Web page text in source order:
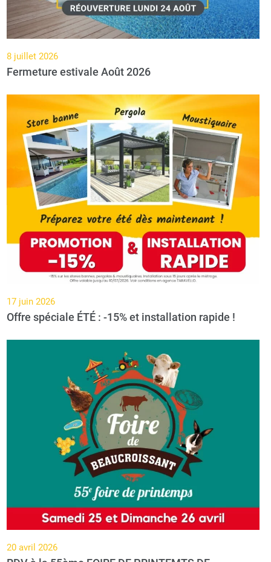
8 juillet 2026
Fermeture estivale Août 2026
17 juin 2026
Offre spéciale ÉTÉ : -15% et installation rapide !
20 avril 2026